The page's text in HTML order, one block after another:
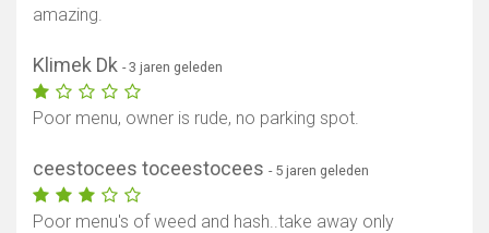
amazing.
Klimek Dk - 3 jaren geleden
Poor menu, owner is rude, no parking spot.
ceestocees toceestocees - 5 jaren geleden
Poor menu's of weed and hash..take away only